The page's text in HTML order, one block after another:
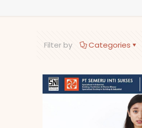
Filter by Categories